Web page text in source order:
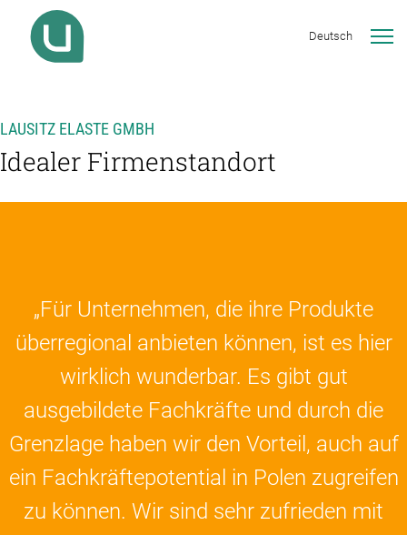
Deutsch
LAUSITZ ELASTE GMBH
Idealer Firmenstandort
„Für Unternehmen, die ihre Produkte
überregional anbieten können, ist es hier
wirklich wunderbar. Es gibt gut
ausgebildete Fachkräfte und durch die
Grenzlage haben wir den Vorteil, auch auf
ein Fachkräftepotential in Polen zugreifen
zu können. Wir sind sehr zufrieden mit